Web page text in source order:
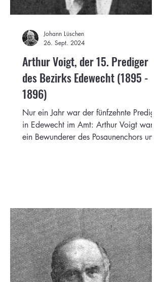
Arthur Voigt, der 15. Prediger
des Bezirks Edewecht (1895 -
1896)
Nur ein Jahr war der fünfzehnte Prediger
in Edewecht im Amt: Arthur Voigt war
ein Bewunderer des Posaunenchors und
Johann Lüschen
26. Sept. 2024